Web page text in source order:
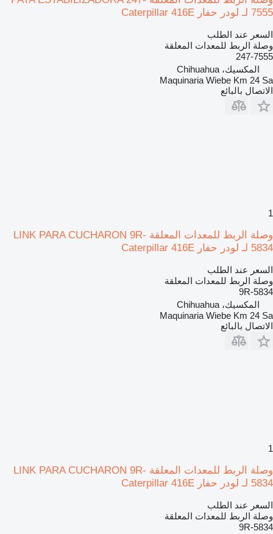
7555 لـ لودر حفار Caterpillar 416E
السعر عند الطلب
وصلة الربط للمعدات المعلقة
247-7555
المكسيك، Chihuahua
Maquinaria Wiebe Km 24 Sa
الاتصال بالبائع
1
وصلة الربط للمعدات المعلقة LINK PARA CUCHARON 9R-
5834 لـ لودر حفار Caterpillar 416E
السعر عند الطلب
وصلة الربط للمعدات المعلقة
9R-5834
المكسيك، Chihuahua
Maquinaria Wiebe Km 24 Sa
الاتصال بالبائع
1
وصلة الربط للمعدات المعلقة LINK PARA CUCHARON 9R-
5834 لـ لودر حفار Caterpillar 416E
السعر عند الطلب
وصلة الربط للمعدات المعلقة
9R-5834